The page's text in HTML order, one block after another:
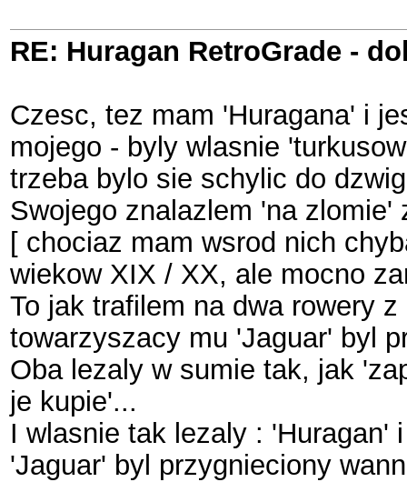
RE: Huragan RetroGrade -
Czesc, tez mam 'Huragana' i
mojego - byly wlasnie
trzeba bylo sie schylic do
Swojego znalazlem 'na
[ chociaz mam wsrod nich
wiekow XIX / XX, ale mocno
To jak trafilem na dwa rowery
towarzyszacy mu 'Jaguar' byl
Oba lezaly w sumie tak, jak
je kupie'...
I wlasnie tak lezaly : 'Huragan'
'Jaguar' byl przygnieciony